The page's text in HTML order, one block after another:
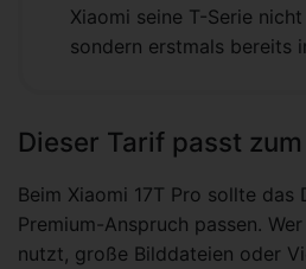
Xiaomi seine T-Serie
sondern erstmals bereits
Dieser Tarif passt
Beim Xiaomi 17T Pro sollte das
Premium-Anspruch passen.
nutzt, große Bilddateien oder